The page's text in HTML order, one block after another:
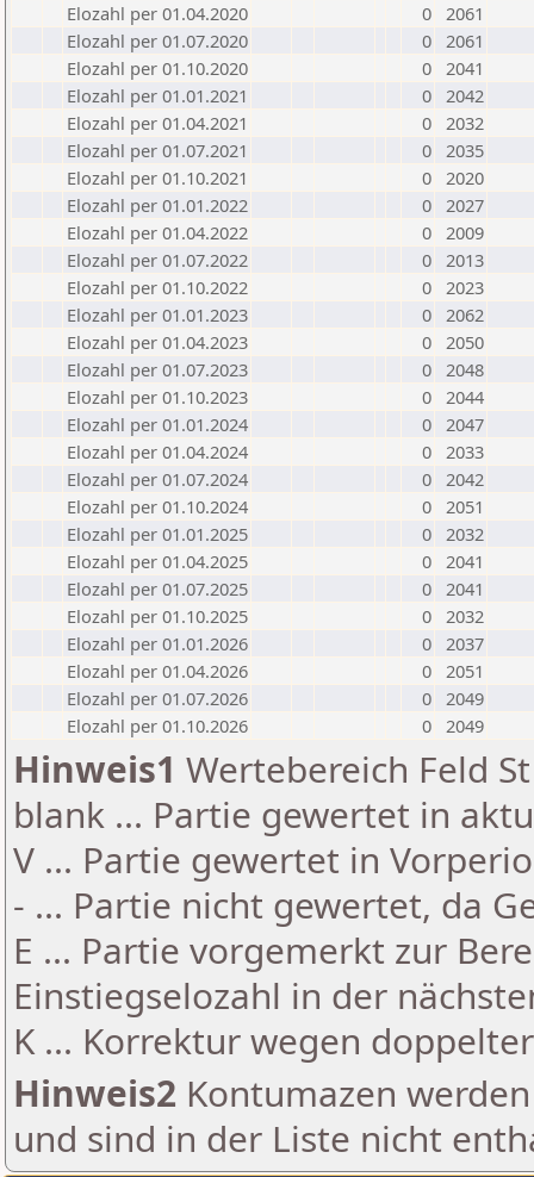
Elozahl per 01.04.2020
0 2061
Elozahl per 01.07.2020
0 2061
Elozahl per 01.10.2020
0 2041
Elozahl per 01.01.2021
0 2042
Elozahl per 01.04.2021
0 2032
Elozahl per 01.07.2021
0 2035
Elozahl per 01.10.2021
0 2020
Elozahl per 01.01.2022
0 2027
Elozahl per 01.04.2022
0 2009
Elozahl per 01.07.2022
0 2013
Elozahl per 01.10.2022
0 2023
Elozahl per 01.01.2023
0 2062
Elozahl per 01.04.2023
0 2050
Elozahl per 01.07.2023
0 2048
Elozahl per 01.10.2023
0 2044
Elozahl per 01.01.2024
0 2047
Elozahl per 01.04.2024
0 2033
Elozahl per 01.07.2024
0 2042
Elozahl per 01.10.2024
0 2051
Elozahl per 01.01.2025
0 2032
Elozahl per 01.04.2025
0 2041
Elozahl per 01.07.2025
0 2041
Elozahl per 01.10.2025
0 2032
Elozahl per 01.01.2026
0 2037
Elozahl per 01.04.2026
0 2051
Elozahl per 01.07.2026
0 2049
Elozahl per 01.10.2026
0 2049
Hinweis1 Wertebereich Feld
blank ... Partie gewertet in
V ... Partie gewertet in
- ... Partie nicht gewertet, da
E ... Partie vorgemerkt zur
Einstiegselozahl in der
K ... Korrektur wegen
Hinweis2 Kontumazen
und sind in der Liste nicht